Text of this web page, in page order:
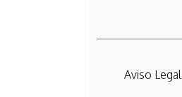
Aviso Legal